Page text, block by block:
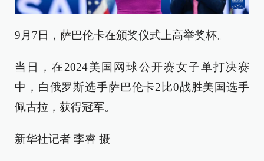
9月7日，萨巴伦卡在颁奖仪式上高举奖杯。
当日，在2024美国网球公开赛女子单打决赛
中，白俄罗斯选手萨巴伦卡2比0战胜美国选手
佩古拉，获得冠军。
新华社记者 李睿 摄